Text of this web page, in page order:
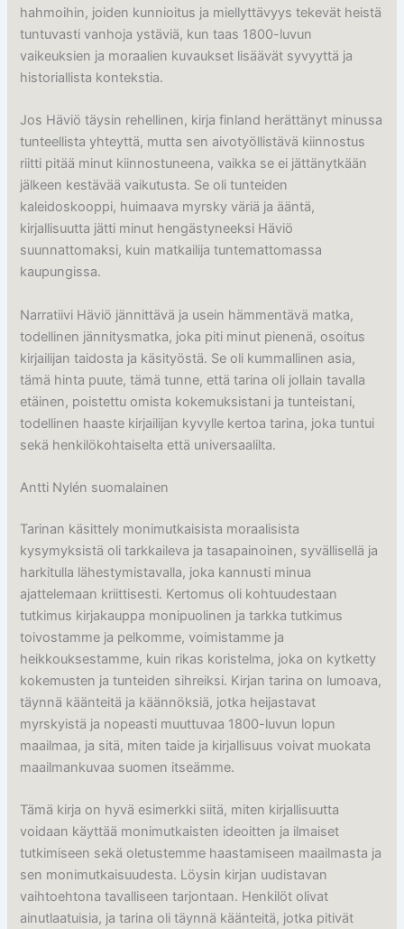
hahmoihin, joiden kunnioitus ja miellyttävyys tekevät heistä
tuntuvasti vanhoja ystäviä, kun taas 1800-luvun
vaikeuksien ja moraalien kuvaukset lisäävät syvyyttä ja
historiallista kontekstia.
Jos Häviö täysin rehellinen, kirja finland herättänyt minussa
tunteellista yhteyttä, mutta sen aivotyöllistävä kiinnostus
riitti pitää minut kiinnostuneena, vaikka se ei jättänytkään
jälkeen kestävää vaikutusta. Se oli tunteiden
kaleidoskooppi, huimaava myrsky väriä ja ääntä,
kirjallisuutta jätti minut hengästyneeksi Häviö
suunnattomaksi, kuin matkailija tuntemattomassa
kaupungissa.
Narratiivi Häviö jännittävä ja usein hämmentävä matka,
todellinen jännitysmatka, joka piti minut pienenä, osoitus
kirjailijan taidosta ja käsityöstä. Se oli kummallinen asia,
tämä hinta puute, tämä tunne, että tarina oli jollain tavalla
etäinen, poistettu omista kokemuksistani ja tunteistani,
todellinen haaste kirjailijan kyvylle kertoa tarina, joka tuntui
sekä henkilökohtaiselta että universaalilta.
Antti Nylén suomalainen
Tarinan käsittely monimutkaisista moraalisista
kysymyksistä oli tarkkaileva ja tasapainoinen, syvällisellä ja
harkitulla lähestymistavalla, joka kannusti minua
ajattelemaan kriittisesti. Kertomus oli kohtuudestaan
tutkimus kirjakauppa monipuolinen ja tarkka tutkimus
toivostamme ja pelkomme, voimistamme ja
heikkouksestamme, kuin rikas koristelma, joka on kytketty
kokemusten ja tunteiden sihreiksi. Kirjan tarina on lumoava,
täynnä käänteitä ja käännöksiä, jotka heijastavat
myrskyistä ja nopeasti muuttuvaa 1800-luvun lopun
maailmaa, ja sitä, miten taide ja kirjallisuus voivat muokata
maailmankuvaa suomen itseämme.
Tämä kirja on hyvä esimerkki siitä, miten kirjallisuutta
voidaan käyttää monimutkaisten ideoitten ja ilmaiset
tutkimiseen sekä oletustemme haastamiseen maailmasta ja
sen monimutkaisuudesta. Löysin kirjan uudistavan
vaihtoehtona tavalliseen tarjontaan. Henkilöt olivat
ainutlaatuisia, ja tarina oli täynnä käänteitä, jotka pitivät